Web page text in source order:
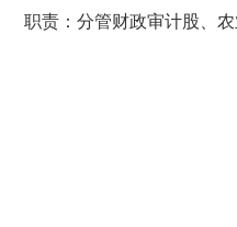
职责：分管财政审计股、农